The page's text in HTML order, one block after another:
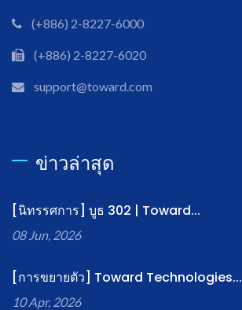
(+886) 2-8227-6000
(+886) 2-8227-6020
support@toward.com
ข่าวล่าสุด
[นิทรรศการ] บูธ 302 | Toward...
08 Jun, 2026
[การขยายตัว] Toward Technologies...
10 Apr, 2026